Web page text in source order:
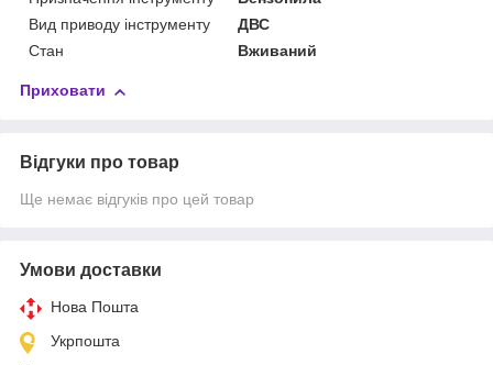
Вид приводу інструменту
ДВС
Стан
Вживаний
Приховати
Відгуки про товар
Ще немає відгуків про цей товар
Умови доставки
Нова Пошта
Укрпошта